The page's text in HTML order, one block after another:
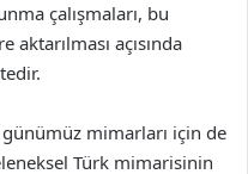
çalışmaları, bu
açısında
mimarları için de
Türk mimarisinin